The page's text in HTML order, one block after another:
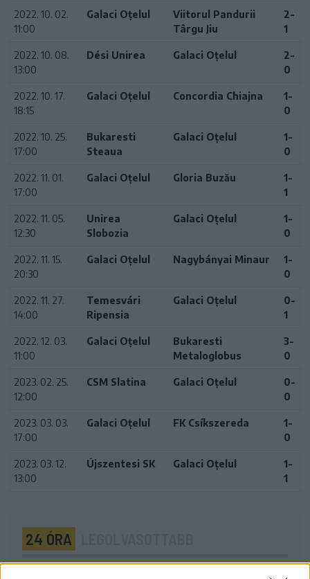
2022. 10. 02.
11:00
Galaci Oțelul
Viitorul Pandurii
Târgu Jiu
2-
1
2022. 10. 08.
13:00
Dési Unirea Galaci Oțelul
2-
0
2022. 10. 17.
18:15
Galaci Oțelul Concordia Chiajna
1-
0
2022. 10. 25.
17:00
Bukaresti
Steaua
Galaci Oțelul
1-
0
2022. 11. 01.
17:00
Galaci Oțelul Gloria Buzău
1-
1
2022. 11. 05.
12:30
Unirea
Slobozia
Galaci Oțelul
1-
0
2022. 11. 15.
20:30
Galaci Oțelul Nagybányai Minaur
1-
0
2022. 11. 27.
14:00
Temesvári
Ripensia
Galaci Oțelul
0-
1
2022. 12. 03.
11:00
Galaci Oțelul
Bukaresti
Metaloglobus
3-
0
2023. 02. 25.
12:00
CSM Slatina Galaci Oțelul
0-
0
2023. 03. 03.
17:00
Galaci Oțelul FK Csíkszereda
1-
0
2023. 03. 12.
13:00
Újszentesi SK Galaci Oțelul
1-
1
24 ÓRA